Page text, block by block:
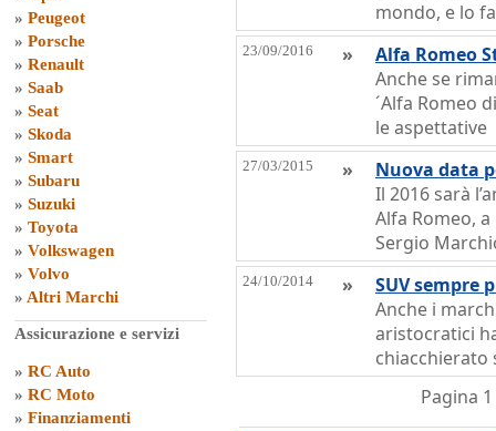
» Peugeot
» Porsche
» Renault
» Saab
» Seat
» Skoda
» Smart
» Subaru
» Suzuki
» Toyota
» Volkswagen
» Volvo
» Altri Marchi
Assicurazione e servizi
» RC Auto
» RC Moto
» Finanziamenti
mondo, e lo
23/09/2016 »
Alfa Romeo
Anche se
´Alfa Romeo
le aspettative
27/03/2015 »
Nuova data
Il 2016 sarà
Alfa Romeo,
Sergio
24/10/2014 »
SUV sempre
Anche i
aristocratici
chiacchierato
Pagina